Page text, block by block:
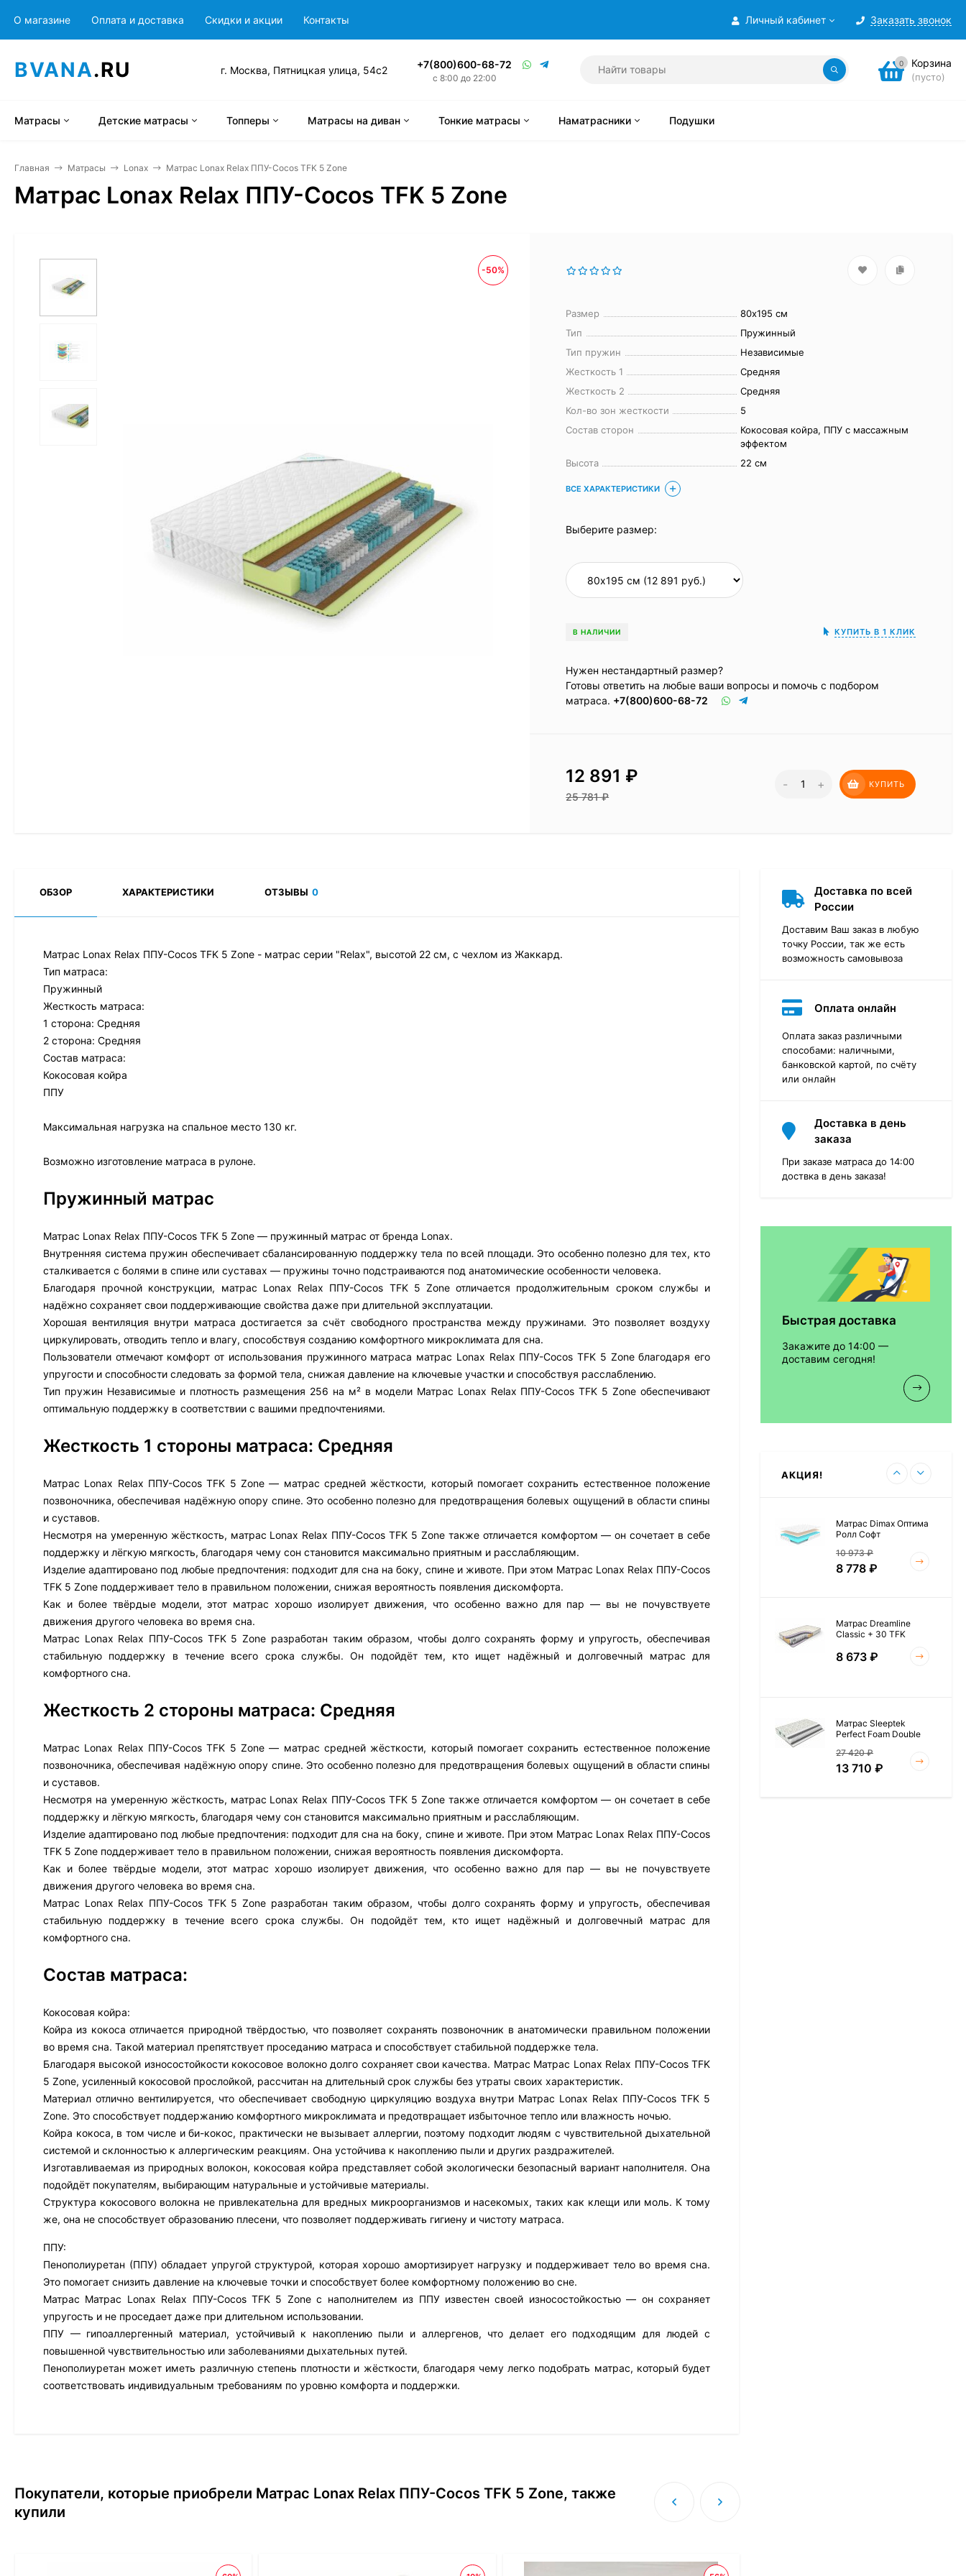
Личный кабинет Заказать звонок
О магазине Оплата и доставка Скидки и акции Контакты
BVANA.RU г. Москва, Пятницкая улица, 54с2 +7(800)600-68-72
с 8:00 до 22:00
0 Корзина
(пусто)
Матрасы Детские матрасы Топперы Матрасы на диван Тонкие матрасы Наматрасники Подушки
Главная Матрасы Lonax Матрас Lonax Relax ППУ-Cocos TFK 5 Zone
Матрас Lonax Relax ППУ-Cocos TFK 5 Zone
-50%
Размер
80х195 см
Тип
Пружинный
Тип пружин
Независимые
Жесткость 1
Средняя
Жесткость 2
Средняя
Кол-во зон жесткости
5
Состав сторон
Кокосовая койра, ППУ с массажным
эффектом
Высота
22 см
ВСЕ ХАРАКТЕРИСТИКИ
Выберите размер:
В НАЛИЧИИ КУПИТЬ В 1 КЛИК
Нужен нестандартный размер?
Готовы ответить на любые ваши вопросы и помочь с подбором
матраса. +7(800)600-68-72
12 891 ₽
25 781₽
- + КУПИТЬ
ОБЗОР ХАРАКТЕРИСТИКИ ОТЗЫВЫ 0
Матрас Lonax Relax ППУ-Cocos TFK 5 Zone - матрас серии "Relax", высотой 22 см, с чехлом из Жаккард.
Тип матраса:
Пружинный
Жесткость матраса:
1 сторона: Средняя
2 сторона: Средняя
Состав матраса:
Кокосовая койра
ППУ
Максимальная нагрузка на спальное место 130 кг.
Возможно изготовление матраса в рулоне.
Пружинный матрас
Матрас Lonax Relax ППУ-Cocos TFK 5 Zone — пружинный матрас от бренда Lonax.
Внутренняя система пружин обеспечивает сбалансированную поддержку тела по всей площади. Это особенно полезно для тех, кто
сталкивается с болями в спине или суставах — пружины точно подстраиваются под анатомические особенности человека.
Благодаря прочной конструкции, матрас Lonax Relax ППУ-Cocos TFK 5 Zone отличается продолжительным сроком службы и
надёжно сохраняет свои поддерживающие свойства даже при длительной эксплуатации.
Хорошая вентиляция внутри матраса достигается за счёт свободного пространства между пружинами. Это позволяет воздуху
циркулировать, отводить тепло и влагу, способствуя созданию комфортного микроклимата для сна.
Пользователи отмечают комфорт от использования пружинного матраса матрас Lonax Relax ППУ-Cocos TFK 5 Zone благодаря его
упругости и способности следовать за формой тела, снижая давление на ключевые участки и способствуя расслаблению.
Тип пружин Независимые и плотность размещения 256 на м² в модели Матрас Lonax Relax ППУ-Cocos TFK 5 Zone обеспечивают
оптимальную поддержку в соответствии с вашими предпочтениями.
Жесткость 1 стороны матраса: Средняя
Матрас Lonax Relax ППУ-Cocos TFK 5 Zone — матрас средней жёсткости, который помогает сохранить естественное положение
позвоночника, обеспечивая надёжную опору спине. Это особенно полезно для предотвращения болевых ощущений в области спины
и суставов.
Несмотря на умеренную жёсткость, матрас Lonax Relax ППУ-Cocos TFK 5 Zone также отличается комфортом — он сочетает в себе
поддержку и лёгкую мягкость, благодаря чему сон становится максимально приятным и расслабляющим.
Изделие адаптировано под любые предпочтения: подходит для сна на боку, спине и животе. При этом Матрас Lonax Relax ППУ-Cocos
TFK 5 Zone поддерживает тело в правильном положении, снижая вероятность появления дискомфорта.
Как и более твёрдые модели, этот матрас хорошо изолирует движения, что особенно важно для пар — вы не почувствуете
движения другого человека во время сна.
Матрас Lonax Relax ППУ-Cocos TFK 5 Zone разработан таким образом, чтобы долго сохранять форму и упругость, обеспечивая
стабильную поддержку в течение всего срока службы. Он подойдёт тем, кто ищет надёжный и долговечный матрас для
комфортного сна.
Жесткость 2 стороны матраса: Средняя
Матрас Lonax Relax ППУ-Cocos TFK 5 Zone — матрас средней жёсткости, который помогает сохранить естественное положение
позвоночника, обеспечивая надёжную опору спине. Это особенно полезно для предотвращения болевых ощущений в области спины
и суставов.
Несмотря на умеренную жёсткость, матрас Lonax Relax ППУ-Cocos TFK 5 Zone также отличается комфортом — он сочетает в себе
поддержку и лёгкую мягкость, благодаря чему сон становится максимально приятным и расслабляющим.
Изделие адаптировано под любые предпочтения: подходит для сна на боку, спине и животе. При этом Матрас Lonax Relax ППУ-Cocos
TFK 5 Zone поддерживает тело в правильном положении, снижая вероятность появления дискомфорта.
Как и более твёрдые модели, этот матрас хорошо изолирует движения, что особенно важно для пар — вы не почувствуете
движения другого человека во время сна.
Матрас Lonax Relax ППУ-Cocos TFK 5 Zone разработан таким образом, чтобы долго сохранять форму и упругость, обеспечивая
стабильную поддержку в течение всего срока службы. Он подойдёт тем, кто ищет надёжный и долговечный матрас для
комфортного сна.
Состав матраса:
Кокосовая койра:
Койра из кокоса отличается природной твёрдостью, что позволяет сохранять позвоночник в анатомически правильном положении
во время сна. Такой материал препятствует проседанию матраса и способствует стабильной поддержке тела.
Благодаря высокой износостойкости кокосовое волокно долго сохраняет свои качества. Матрас Матрас Lonax Relax ППУ-Cocos TFK
5 Zone, усиленный кокосовой прослойкой, рассчитан на длительный срок службы без утраты своих характеристик.
Материал отлично вентилируется, что обеспечивает свободную циркуляцию воздуха внутри Матрас Lonax Relax ППУ-Cocos TFK 5
Zone. Это способствует поддержанию комфортного микроклимата и предотвращает избыточное тепло или влажность ночью.
Койра кокоса, в том числе и би-кокос, практически не вызывает аллергии, поэтому подходит людям с чувствительной дыхательной
системой и склонностью к аллергическим реакциям. Она устойчива к накоплению пыли и других раздражителей.
Изготавливаемая из природных волокон, кокосовая койра представляет собой экологически безопасный вариант наполнителя. Она
подойдёт покупателям, выбирающим натуральные и устойчивые материалы.
Структура кокосового волокна не привлекательна для вредных микроорганизмов и насекомых, таких как клещи или моль. К тому
же, она не способствует образованию плесени, что позволяет поддерживать гигиену и чистоту матраса.
ППУ:
Пенополиуретан (ППУ) обладает упругой структурой, которая хорошо амортизирует нагрузку и поддерживает тело во время сна.
Это помогает снизить давление на ключевые точки и способствует более комфортному положению во сне.
Матрас Матрас Lonax Relax ППУ-Cocos TFK 5 Zone с наполнителем из ППУ известен своей износостойкостью — он сохраняет
упругость и не проседает даже при длительном использовании.
ППУ — гипоаллергенный материал, устойчивый к накоплению пыли и аллергенов, что делает его подходящим для людей с
повышенной чувствительностью или заболеваниями дыхательных путей.
Пенополиуретан может иметь различную степень плотности и жёсткости, благодаря чему легко подобрать матрас, который будет
соответствовать индивидуальным требованиям по уровню комфорта и поддержки.
Покупатели, которые приобрели Матрас Lonax Relax ППУ-Cocos TFK 5 Zone, также
купили
Доставка по всей
России
Доставим Ваш заказ в любую
точку России, так же есть
возможность самовывоза
Оплата онлайн
Оплата заказ различными
способами: наличными,
банковской картой, по счёту
или онлайн
Доставка в день
заказа
При заказе матраса до 14:00
доствка в день заказа!
Быстрая доставка
Закажите до 14:00 —
доставим сегодня!
АКЦИЯ!
12 468₽
9 351
Матрас Vitaflex Foam
7 692₽
Матрас Vitaflex Foam
Матрас Dimax Оптима
Ролл Софт
10 973₽
8 778 ₽
Матрас Dreamline
Classic + 30 TFK
8 673 ₽
Матрас Sleeptek
Perfect Foam Double
27 420₽
13 710 ₽